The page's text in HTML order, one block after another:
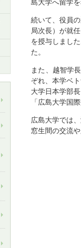
島大学へ留学
続いて、役員
局次長）が就
を授与しまし
た。
また、越智学
ぞれ、本学ベ
大学日本学部
「広島大学国
広島大学では
窓生間の交流